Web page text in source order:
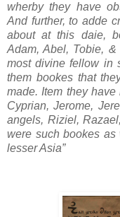
wherby they have
And further, to adde
about at this daie,
Adam, Abel, Tobie,
most divine fellow in
them bookes that
made. Item they
Cyprian, Jerome,
angels, Riziel,
were such bookes
lesser Asia”